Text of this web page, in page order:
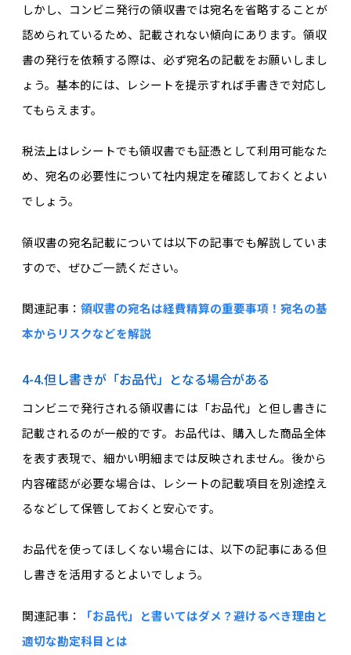
しかし、コンビニ発行の領収書では宛名を省略することが
認められているため、記載されない傾向にあります。領収
書の発行を依頼する際は、必ず宛名の記載をお願いしまし
ょう。基本的には、レシートを提示すれば手書きで対応し
てもらえます。
税法上はレシートでも領収書でも証憑として利用可能なた
め、宛名の必要性について社内規定を確認しておくとよい
でしょう。
領収書の宛名記載については以下の記事でも解説していま
すので、ぜひご一読ください。
関連記事： 領収書の宛名は経費精算の重要事項！宛名の基
本からリスクなどを解説
4-4.但し書きが「お品代」となる場合がある
コンビニで発行される領収書には「お品代」と但し書きに
記載されるのが一般的です。お品代は、購入した商品全体
を表す表現で、細かい明細までは反映されません。後から
内容確認が必要な場合は、レシートの記載項目を別途控え
るなどして保管しておくと安心です。
お品代を使ってほしくない場合には、以下の記事にある但
し書きを活用するとよいでしょう。
関連記事：
「お品代」と書いてはダメ？避けるべき理由と
適切な勘定科目とは